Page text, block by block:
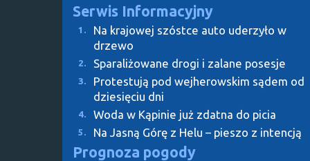
Serwis Informacyjny
1.
Na krajowej szóstce auto uderzyło w
drzewo
2. Sparaliżowane drogi i zalane posesje
3.
Protestują pod wejherowskim sądem od
dziesięciu dni
4. Woda w Kąpinie już zdatna do picia
5. Na Jasną Górę z Helu – pieszo z intencją
Prognoza pogody